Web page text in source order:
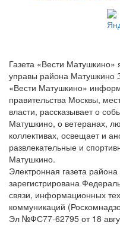
Газета «Вести
управы района Матушкино
«Вести Матушкино»
правительства Москвы,
власти, рассказывает о
Матушкино, о ветеранах,
коллективах, освещает и
развлекательные и
Матушкино.
Электронная газета
зарегистрирована
связи, информационных
коммуникаций
Эл №ФС77-62795 от 18